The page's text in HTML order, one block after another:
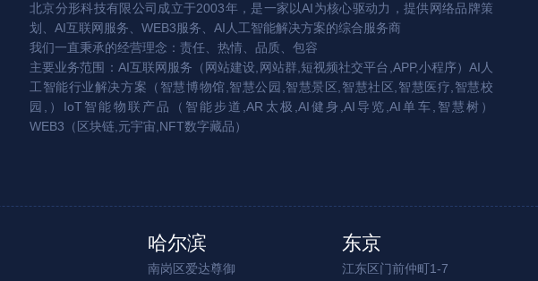
北京分形科技有限公司成立于2003年，是一家以AI为核心驱动力，提供网络品牌策
划、AI互联网服务、WEB3服务、AI人工智能解决方案的综合服务商
我们一直秉承的经营理念：责任、热情、品质、包容
主要业务范围：AI互联网服务（网站建设,网站群,短视频社交平台,APP,小程序）AI人
工智能行业解决方案（智慧博物馆,智慧公园,智慧景区,智慧社区,智慧医疗,智慧校
园,）IoT智能物联产品（智能步道,AR太极,AI健身,AI导览,AI单车,智慧树）
WEB3（区块链,元宇宙,NFT数字藏品）
哈尔滨
南岗区爱达尊御
东京
江东区门前仲町1-7